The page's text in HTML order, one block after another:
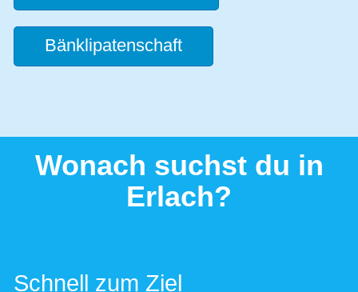
Bänklipatenschaft
Wonach suchst du in
Erlach?
Schnell zum Ziel